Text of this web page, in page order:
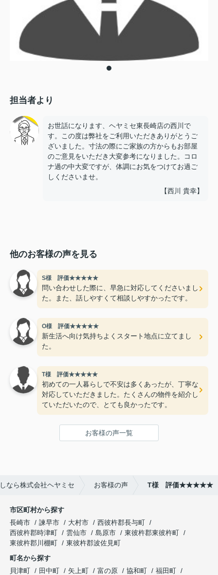
担当者より
お世話になります、ヘヤミセ東長崎店の西川で
す。この度は弊社をご利用いただきありがとうご
ざいました。寸法の際にご家族の方からもお部屋
のご意見をいただき大変参考になりました。コロ
ナ過の中大変ですが、体調にお気をつけてお過ご
しくださいませ。
【西川 貴幸】
他のお客様の声を見る
S様 評価★★★★★
問い合わせした際に、早急に対応してくださいまし
た。また、話しやすくて相談しやすかったです。
O様 評価★★★★★
新生活へ向け気持ちよくスタート地点に立てまし
た。
T様 評価★★★★★
初めての一人暮らしで不安は多くあったが、丁寧な
対応していただきました。たくさんの物件を紹介し
ていただいたので、とても良かったです。
お客様の声一覧
なら株式会社ヘヤミセ お客様の声 T様 評価★★★★★
市区町村から探す
長崎市
諫早市 大村市
西彼杵郡長与町
西彼杵郡時津町
雲仙市 島原市
東彼杵郡東彼杵町
東彼杵郡川棚町
東彼杵郡波佐見町
町名から探す
貝津町
田中町 矢上町 富の原 協和町
福田町